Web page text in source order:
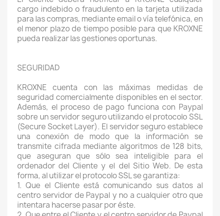
cargo indebido o fraudulento en la tarjeta utilizada
para las compras, mediante email o vía telefónica, en
el menor plazo de tiempo posible para que KROXNE
pueda realizar las gestiones oportunas.
SEGURIDAD
KROXNE cuenta con las máximas medidas de
seguridad comercialmente disponibles en el sector.
Además, el proceso de pago funciona con Paypal
sobre un servidor seguro utilizando el protocolo SSL
(Secure Socket Layer). El servidor seguro establece
una conexión de modo que la información se
transmite cifrada mediante algoritmos de 128 bits,
que aseguran que sólo sea inteligible para el
ordenador del Cliente y el del Sitio Web. De esta
forma, al utilizar el protocolo SSL se garantiza:
1. Que el Cliente está comunicando sus datos al
centro servidor de Paypal y no a cualquier otro que
intentara hacerse pasar por éste.